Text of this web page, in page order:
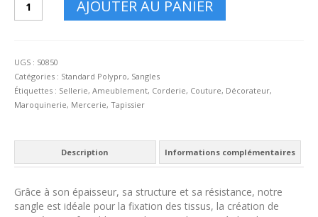
x
50m
AJOUTER AU PANIER
UGS : S0850
Catégories : Standard Polypro, Sangles
Étiquettes : Sellerie, Ameublement, Corderie, Couture, Décorateur,
Maroquinerie, Mercerie, Tapissier
Description Informations complémentaires
Grâce à son épaisseur, sa structure et sa résistance, notre
sangle est idéale pour la fixation des tissus, la création de